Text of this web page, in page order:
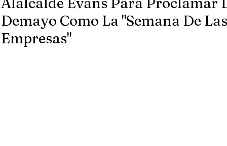
Demayo Como La "Semana De
Empresas"